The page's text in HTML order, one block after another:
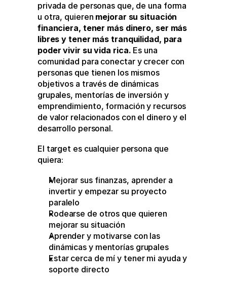
privada de personas que, de una forma
u otra, quieren mejorar su situación
financiera, tener más dinero, ser más
libres y tener más tranquilidad, para
poder vivir su vida rica. Es una
comunidad para conectar y crecer con
personas que tienen los mismos
objetivos a través de dinámicas
grupales, mentorías de inversión y
emprendimiento, formación y recursos
de valor relacionados con el dinero y el
desarrollo personal.
El target es cualquier persona que
quiera:
Mejorar sus finanzas, aprender a
invertir y empezar su proyecto
paralelo
Rodearse de otros que quieren
mejorar su situación
Aprender y motivarse con las
dinámicas y mentorías grupales
Estar cerca de mí y tener mi ayuda y
soporte directo